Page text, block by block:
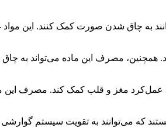
به چاق شدن صورت کمک کنند. این
مصرف این ماده می‌تواند به
هستند که می‌توانند به تقویت سیستم